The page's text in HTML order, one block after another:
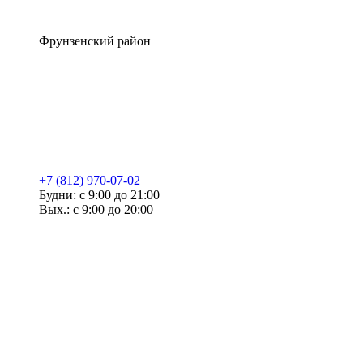
Фрунзенский район
+7 (812) 970-07-02
Будни: с 9:00 до 21:00
Вых.: с 9:00 до 20:00